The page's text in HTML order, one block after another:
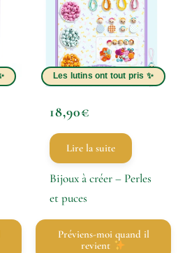
18,90€
Lire la suite
Bijoux à créer – Perles
et puces
Préviens-moi quand il
revient